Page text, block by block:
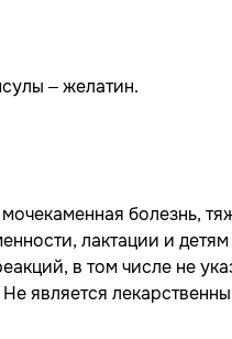
– желатин.
болезнь,
лактации и детям
в том числе не
является